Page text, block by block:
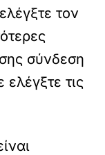
τον
σύνδεση
τις